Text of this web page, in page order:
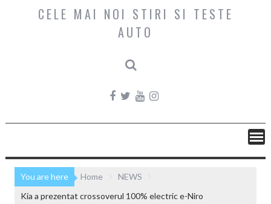
CELE MAI NOI STIRI SI TESTE
AUTO
You are here Home
NEWS
Kia a prezentat crossoverul 100% electric e-Niro